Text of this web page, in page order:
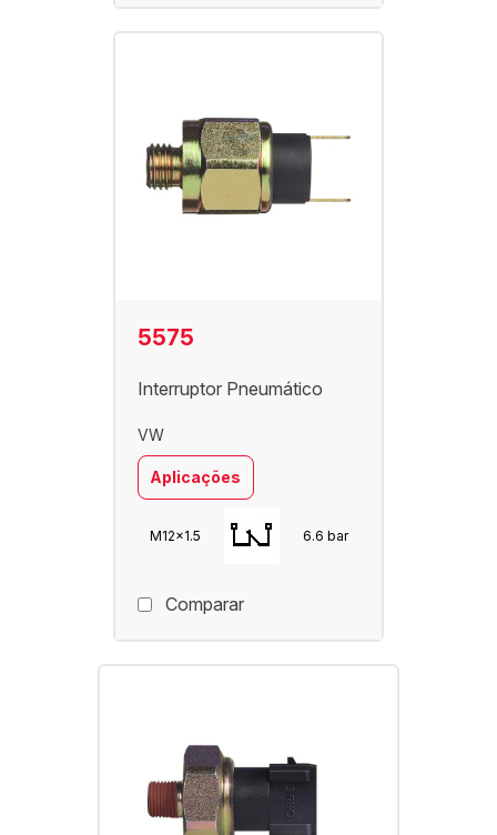
5575
Interruptor Pneumático
VW
Aplicações
M12x1.5 6.6 bar
Comparar